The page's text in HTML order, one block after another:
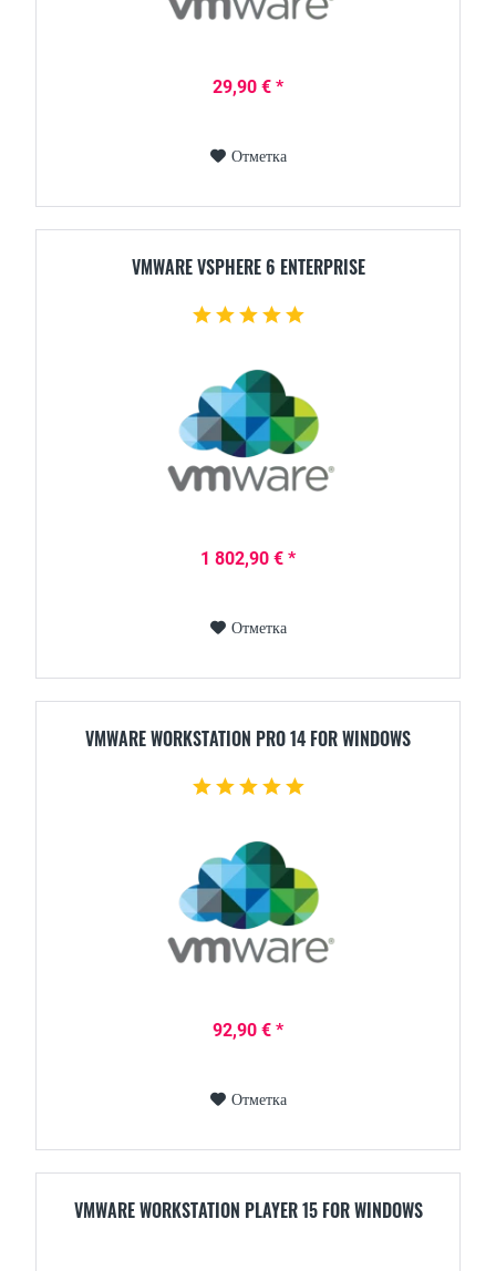
29,90 € *
Отметка
VMWARE VSPHERE 6 ENTERPRISE
1 802,90 € *
Отметка
VMWARE WORKSTATION PRO 14 FOR WINDOWS
92,90 € *
Отметка
VMWARE WORKSTATION PLAYER 15 FOR WINDOWS